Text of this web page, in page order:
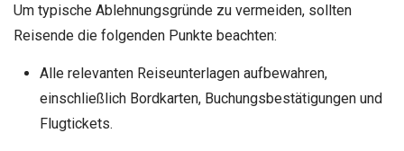
Um typische Ablehnungsgründe zu vermeiden, sollten
Reisende die folgenden Punkte beachten:
Alle relevanten Reiseunterlagen aufbewahren,
einschließlich Bordkarten, Buchungsbestätigungen und
Flugtickets.